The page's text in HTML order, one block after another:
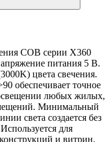
COB серии X360
питания 5 В.
цвета свечения.
обеспечивает точное
любых жилых,
Минимальный
света создается без
для
и витрин.